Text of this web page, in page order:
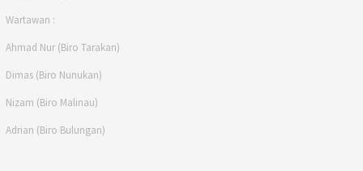
Wartawan :
Ahmad Nur (Biro Tarakan)
Dimas (Biro Nunukan)
Nizam (Biro Malinau)
Adrian (Biro Bulungan)